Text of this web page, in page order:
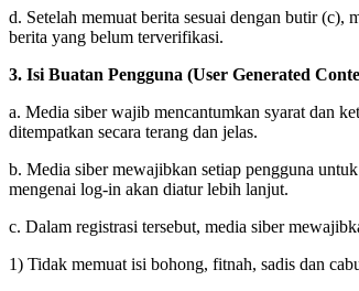
d. Setelah memuat berita sesuai dengan butir
berita yang belum terverifikasi.
3. Isi Buatan Pengguna (User Generated
a. Media siber wajib mencantumkan syarat dan
ditempatkan secara terang dan jelas.
b. Media siber mewajibkan setiap pengguna
mengenai log-in akan diatur lebih lanjut.
c. Dalam registrasi tersebut, media siber
1) Tidak memuat isi bohong, fitnah, sadis dan